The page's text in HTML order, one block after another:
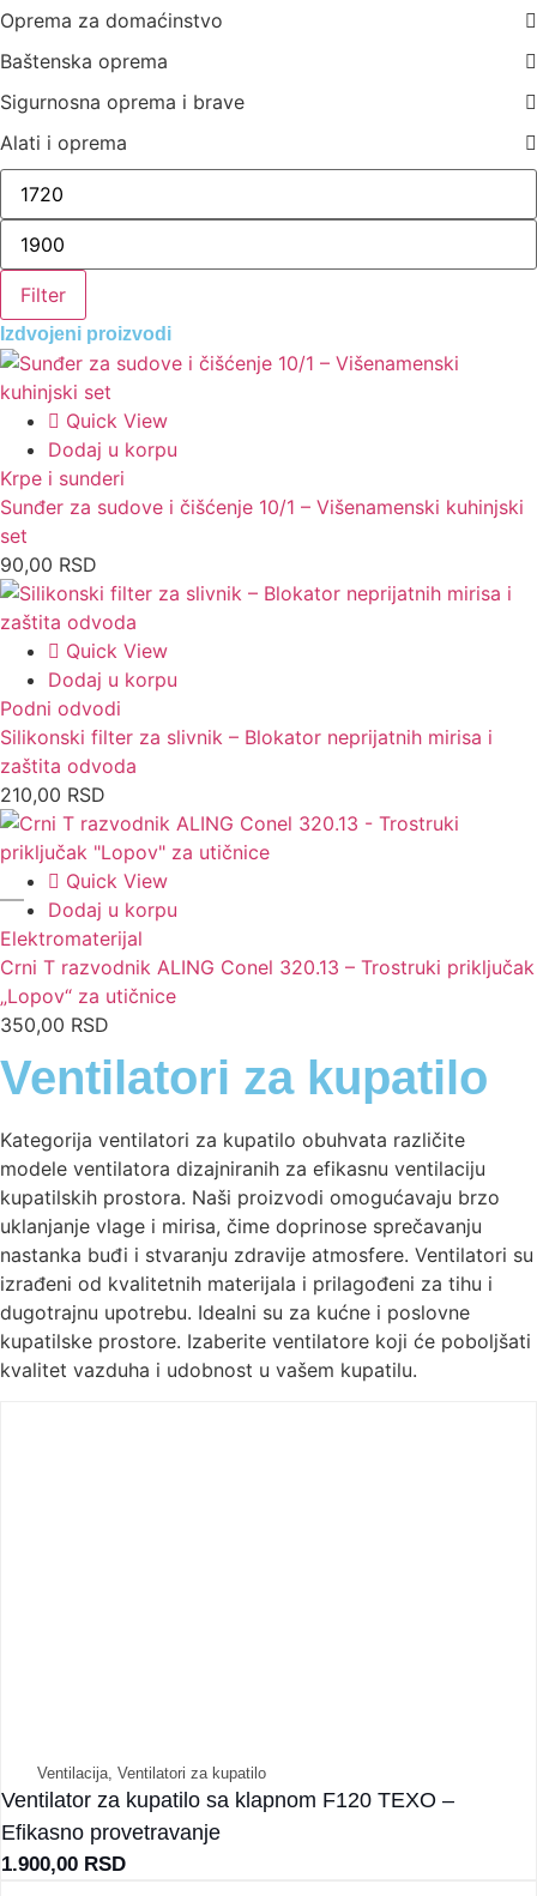
Oprema za domaćinstvo
Baštenska oprema
Sigurnosna oprema i brave
Alati i oprema
Filter
Izdvojeni proizvodi
Quick View
Dodaj u korpu
Krpe i sunderi
Sunđer za sudove i čišćenje 10/1 – Višenamenski kuhinjski
set
90,00 RSD
Quick View
Dodaj u korpu
Podni odvodi
Silikonski filter za slivnik – Blokator neprijatnih mirisa i
zaštita odvoda
210,00 RSD
Quick View
Dodaj u korpu
Elektromaterijal
Crni T razvodnik ALING Conel 320.13 – Trostruki priključak
„Lopov“ za utičnice
350,00 RSD
Ventilatori za kupatilo
Kategorija ventilatori za kupatilo obuhvata različite
modele ventilatora dizajniranih za efikasnu ventilaciju
kupatilskih prostora. Naši proizvodi omogućavaju brzo
uklanjanje vlage i mirisa, čime doprinose sprečavanju
nastanka buđi i stvaranju zdravije atmosfere. Ventilatori su
izrađeni od kvalitetnih materijala i prilagođeni za tihu i
dugotrajnu upotrebu. Idealni su za kućne i poslovne
kupatilske prostore. Izaberite ventilatore koji će poboljšati
kvalitet vazduha i udobnost u vašem kupatilu.
Ventilacija, Ventilatori za kupatilo
Ventilator za kupatilo sa klapnom F120 TEXO –
Efikasno provetravanje
1.900,00 RSD